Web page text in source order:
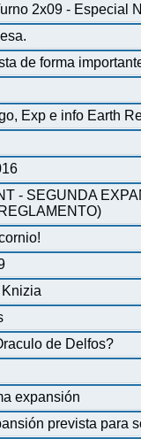
2x09 - Especial
de forma
Exp e info Earth
- SEGUNDA
de Delfos?
expansión
prevista para